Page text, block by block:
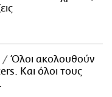
Όλοι ακολουθούν
Και όλοι τους